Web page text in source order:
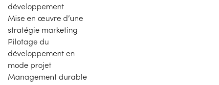
développement
Mise en œuvre d’une
stratégie marketing
Pilotage du
développement en
mode projet
Management durable